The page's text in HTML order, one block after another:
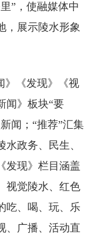
”，使融媒体中
，展示陵水形象
》《发现》《视
闻》板块“要
闻；“推荐”汇集
政务、民生、
发现》栏目涵盖
视觉陵水、红色
吃、喝、玩、乐
、广播、活动直